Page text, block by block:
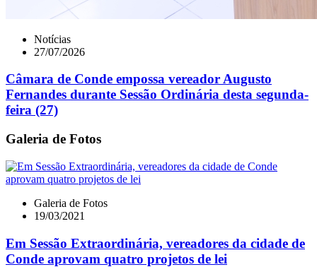
Notícias
27/07/2026
Câmara de Conde empossa vereador Augusto
Fernandes durante Sessão Ordinária desta segunda-
feira (27)
Galeria de Fotos
Galeria de Fotos
19/03/2021
Em Sessão Extraordinária, vereadores da cidade de
Conde aprovam quatro projetos de lei